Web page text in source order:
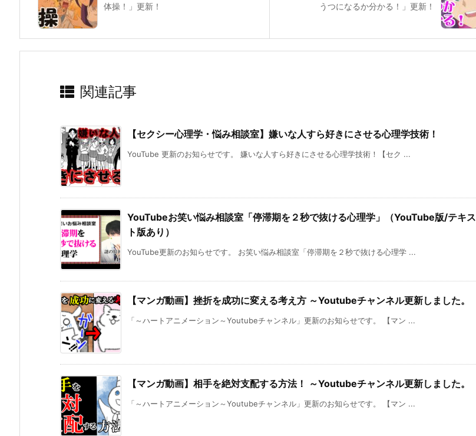
うつになるか分かる！」更新！
体操！」更新！
関連記事
【セクシー心理学・悩み相談室】嫌いな人すら好きにさせる心理学技術！
YouTube 更新のお知らせです。 嫌いな人すら好きにさせる心理学技術！【セク ...
YouTubeお笑い悩み相談室「停滞期を２秒で抜ける心理学」（YouTube版/テキス
ト版あり）
YouTube更新のお知らせです。 お笑い悩み相談室「停滞期を２秒で抜ける心理学 ...
【マンガ動画】挫折を成功に変える考え方 ～Youtubeチャンネル更新しました。
「～ハートアニメーション～Youtubeチャンネル」更新のお知らせです。 【マン ...
【マンガ動画】相手を絶対支配する方法！ ～Youtubeチャンネル更新しました。
「～ハートアニメーション～Youtubeチャンネル」更新のお知らせです。 【マン ...